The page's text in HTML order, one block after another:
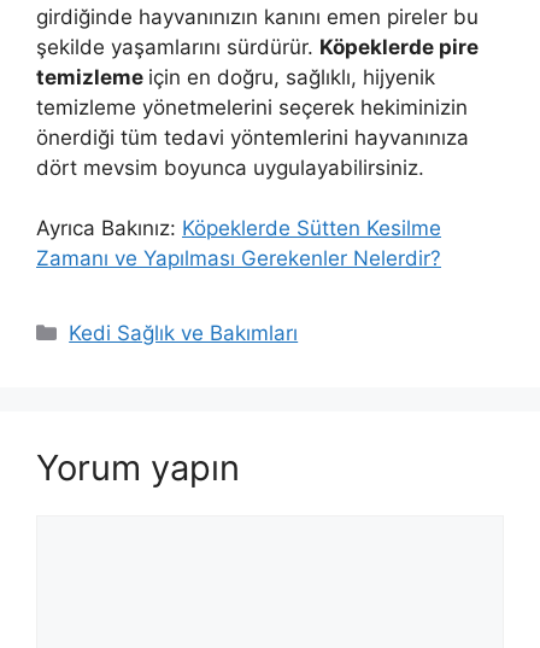
girdiğinde hayvanınızın kanını emen pireler bu
şekilde yaşamlarını sürdürür. Köpeklerde pire
temizleme için en doğru, sağlıklı, hijyenik
temizleme yönetmelerini seçerek hekiminizin
önerdiği tüm tedavi yöntemlerini hayvanınıza
dört mevsim boyunca uygulayabilirsiniz.
Ayrıca Bakınız: Köpeklerde Sütten Kesilme
Zamanı ve Yapılması Gerekenler Nelerdir?
Kategoriler
Kedi Sağlık ve Bakımları
Yorum yapın